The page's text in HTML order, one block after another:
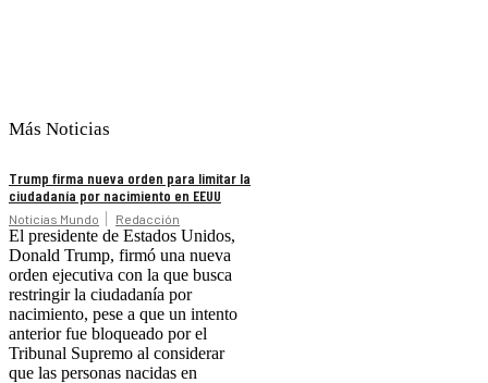
Más Noticias
Trump firma nueva orden para limitar la
ciudadanía por nacimiento en EEUU
Noticias Mundo Redacción
El presidente de Estados Unidos,
Donald Trump, firmó una nueva
orden ejecutiva con la que busca
restringir la ciudadanía por
nacimiento, pese a que un intento
anterior fue bloqueado por el
Tribunal Supremo al considerar
que las personas nacidas en